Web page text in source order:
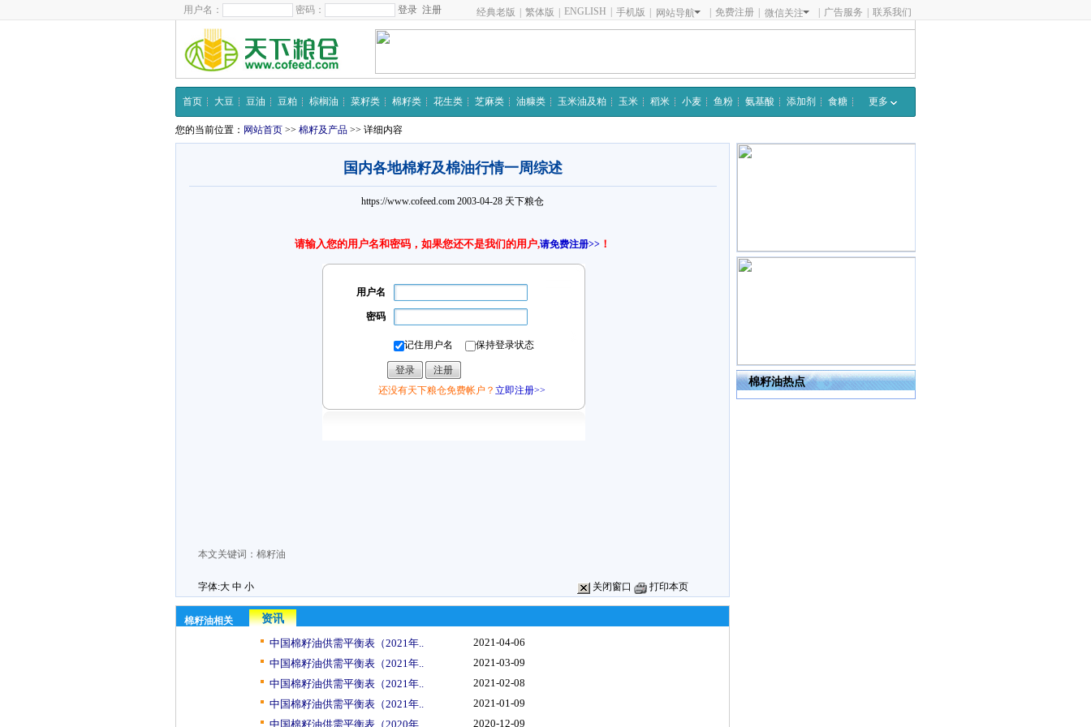
用户名： 密码： 注册 经典老版 繁体版 ENGLISH 手机版 网站导航 免费注册 微信关注 广告服务 联系我们
首页 大豆 豆油 豆粕 棕榈油 菜籽类 棉籽类 花生类 芝麻类 油糠类 玉米油及粕 玉米 稻米 小麦 鱼粉 氨基酸 添加剂 食糖 更多
您的当前位置： 网站首页 >> 棉籽及产品 >> 详细内容
国内各地棉籽及棉油行情一周综述
https://www.cofeed.com 2003-04-28 天下粮仓
请输入您的用户名和密码，如果您还不是我们的用户,请免费注册>> ！
用户名
密码
记住用户名 保持登录状态
还没有天下粮仓免费帐户？ 立即注册>>
本文关键词： 棉籽油
字体:大 中 小 关闭窗口 打印本页
棉籽油相关
资讯
中国棉籽油供需平衡表（2021年..
2021-04-06
中国棉籽油供需平衡表（2021年..
2021-03-09
中国棉籽油供需平衡表（2021年..
2021-02-08
中国棉籽油供需平衡表（2021年..
2021-01-09
中国棉籽油供需平衡表（2020年..
2020-12-09
棉籽油热点